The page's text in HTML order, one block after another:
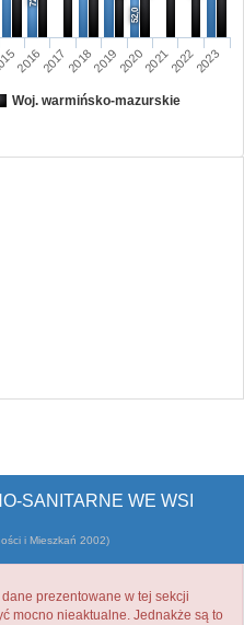
52,0
20162017201820192020202120222023
Woj. warmińsko-mazurskie
SANITARNE WE WSI
i Mieszkań 2002)
prezentowane w tej sekcji
mocno nieaktualne. Jednakże są to